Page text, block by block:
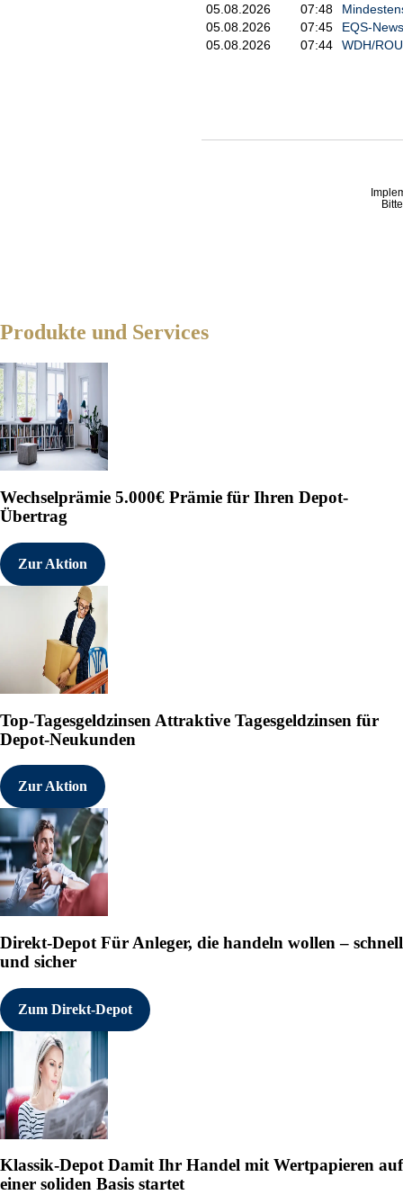
05.08.2026
07:48
05.08.2026
07:45
EQS-
05.08.2026
07:44 WDH/
Produkte und Services
Wechselprämie 5.000€ Prämie für Ihren Depot-
Übertrag
Zur Aktion
Top-Tagesgeldzinsen Attraktive Tagesgeldzinsen für
Depot-Neukunden
Zur Aktion
Direkt-Depot Für Anleger, die handeln wollen – schnell
und sicher
Zum Direkt-Depot
Klassik-DepotDamit Ihr Handel mit Wertpapieren auf
einer soliden Basis startet